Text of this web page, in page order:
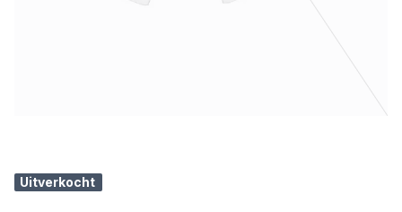
Uitverkocht